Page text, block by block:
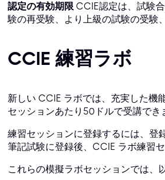
認定の有効期限 CCIE認定は、試験
験の再受験、より上級の試験の受験
CCIE 練習ラボ
新しい CCIE ラボでは、充実した機
セッションあたり50ドルで受講でき
練習セッションに登録するには、登
筆記試験に登録後、CCIE ラボ練習
これらの模擬ラボセッションでは、